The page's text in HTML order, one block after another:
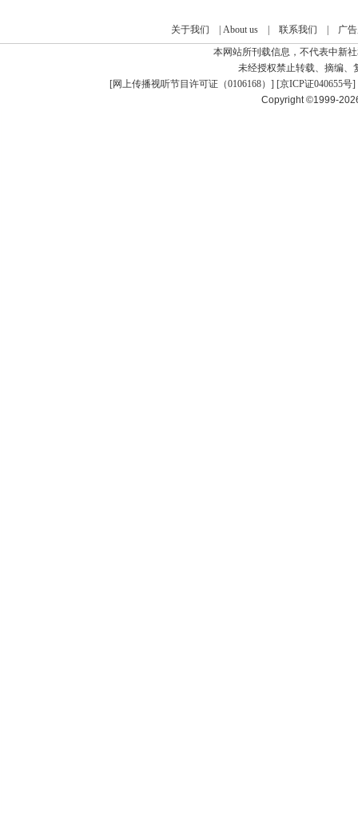
关于我们 About us| 联系我们
广
本网站所刊载信息，不代表中新
未经授权禁止转载、摘编、
[网上传播视听节目许可证（0106168） ] [京ICP证040655号]
Copyright ©1999-